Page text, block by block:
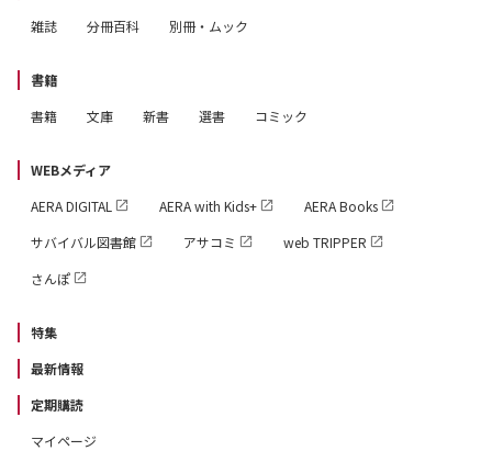
雑誌
分冊百科 別冊・ムック
書籍
書籍
文庫 新書 選書 コミック
WEBメディア
AERA DIGITAL
AERA with Kids+
AERA Books
サバイバル図書館
アサコミ
web TRIPPER
さんぽ
特集
最新情報
定期購読
マイページ